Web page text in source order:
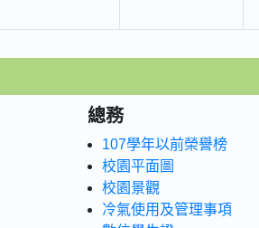
總務
107學年以前榮譽榜
校園平面圖
校園景觀
冷氣使用及管理事項